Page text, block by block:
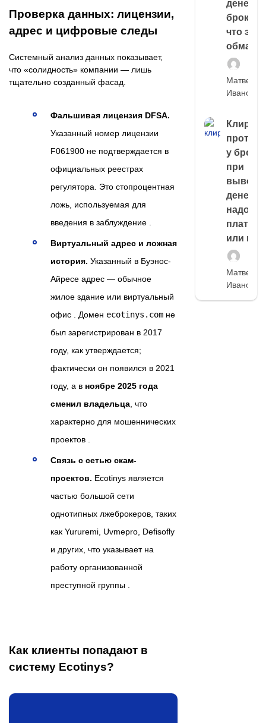
Проверка данных: лицензии,
адрес и цифровые следы
Системный анализ данных показывает,
что «солидность» компании — лишь
тщательно созданный фасад.
Фальшивая лицензия DFSA.
Указанный номер лицензии
F061900 не подтверждается в
официальных реестрах
регулятора. Это стопроцентная
ложь, используемая для
введения в заблуждение .
Виртуальный адрес и ложная
история. Указанный в Буэнос-
Айресе адрес — обычное
жилое здание или виртуальный
офис . Домен ecotinys.com не
был зарегистрирован в 2017
году, как утверждается;
фактически он появился в 2021
году, а в ноябре 2025 года
сменил владельца , что
характерно для мошеннических
проектов .
Связь с сетью скам-
проектов. Ecotinys является
частью большой сети
однотипных лжеброкеров, таких
как Yururemi, Uvmepro, Defisofly
и других, что указывает на
работу организованной
преступной группы .
Как клиенты попадают в
систему Ecotinys?
денег у
что это,
обман?
Матвей
Иванов
Клиринг
у
при
выводе
денег,
надо
платить
или
Матвей
Иванов